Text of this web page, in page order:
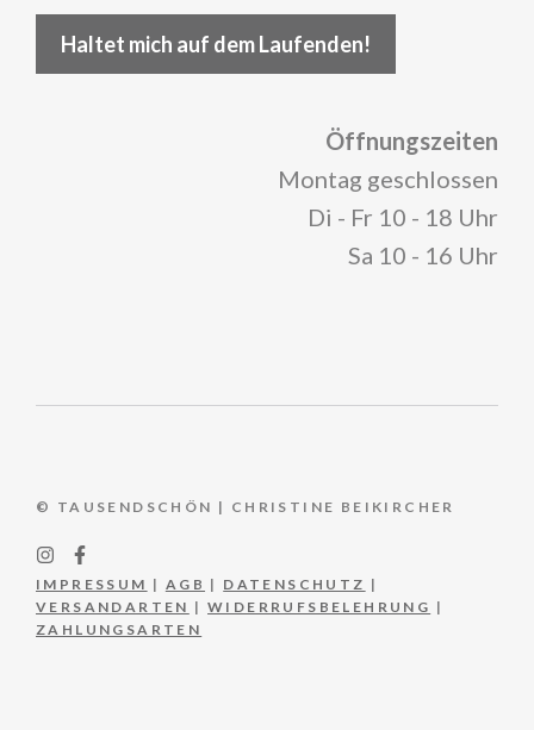
Haltet mich auf dem Laufenden!
Öffnungszeiten
Montag geschlossen
Di - Fr 10 - 18 Uhr
Sa 10 - 16 Uhr
© TAUSENDSCHÖN | CHRISTINE BEIKIRCHER
IMPRESSUM | AGB | DATENSCHUTZ |
VERSANDARTEN |WIDERRUFSBELEHRUNG |
ZAHLUNGSARTEN